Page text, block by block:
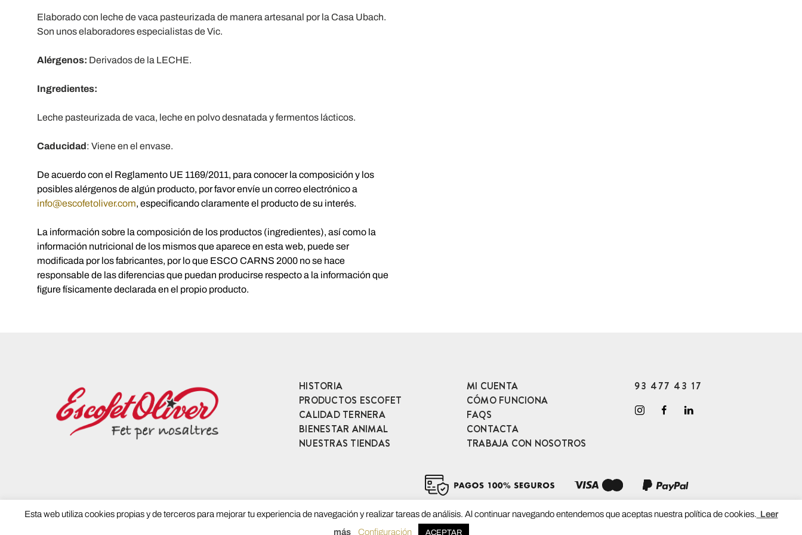
Elaborado con leche de vaca pasteurizada de manera artesanal por la Casa Ubach.
Son unos elaboradores especialistas de Vic.
Alérgenos: Derivados de la LECHE.
Ingredientes:
Leche pasteurizada de vaca, leche en polvo desnatada y fermentos lácticos.
Caducidad: Viene en el envase.
De acuerdo con el Reglamento UE 1169/2011, para conocer la composición y los
posibles alérgenos de algún producto, por favor envíe un correo electrónico a
info@escofetoliver.com, especificando claramente el producto de su interés.
La información sobre la composición de los productos (ingredientes), así como la
información nutricional de los mismos que aparece en esta web, puede ser
modificada por los fabricantes, por lo que ESCO CARNS 2000 no se hace
responsable de las diferencias que puedan producirse respecto a la información que
figure físicamente declarada en el propio producto.
HISTORIA
PRODUCTOS ESCOFET
CALIDAD TERNERA
BIENESTAR ANIMAL
NUESTRAS TIENDAS
MI CUENTA
CÓMO FUNCIONA
FAQS
CONTACTA
TRABAJA CON NOSOTROS
93 477 43 17
Esta web utiliza cookies propias y de terceros para mejorar tu experiencia de navegación y realizar tareas de análisis. Al continuar navegando entendemos que aceptas nuestra política de cookies. Leer
más
Configuración ACEPTAR